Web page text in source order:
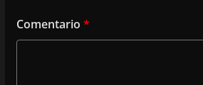
Comentario *